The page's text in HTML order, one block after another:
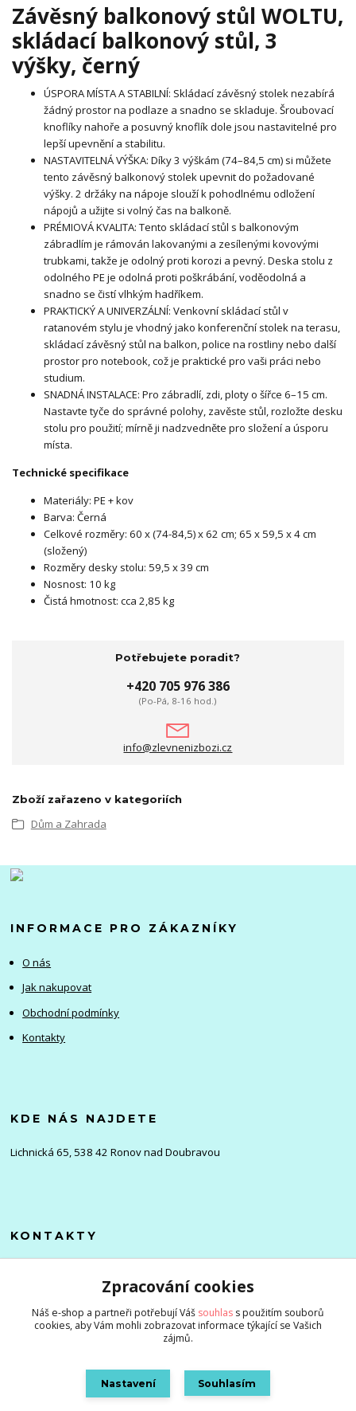
Závěsný balkonový stůl WOLTU,
skládací balkonový stůl, 3
výšky, černý
ÚSPORA MÍSTA A STABILNÍ: Skládací závěsný stolek nezabírá
žádný prostor na podlaze a snadno se skladuje. Šroubovací
knoflíky nahoře a posuvný knoflík dole jsou nastavitelné pro
lepší upevnění a stabilitu.
NASTAVITELNÁ VÝŠKA: Díky 3 výškám (74–84,5 cm) si můžete
tento závěsný balkonový stolek upevnit do požadované
výšky. 2 držáky na nápoje slouží k pohodlnému odložení
nápojů a užijte si volný čas na balkoně.
PRÉMIOVÁ KVALITA: Tento skládací stůl s balkonovým
zábradlím je rámován lakovanými a zesílenými kovovými
trubkami, takže je odolný proti korozi a pevný. Deska stolu z
odolného PE je odolná proti poškrábání, voděodolná a
snadno se čistí vlhkým hadříkem.
PRAKTICKÝ A UNIVERZÁLNÍ: Venkovní skládací stůl v
ratanovém stylu je vhodný jako konferenční stolek na terasu,
skládací závěsný stůl na balkon, police na rostliny nebo další
prostor pro notebook, což je praktické pro vaši práci nebo
studium.
SNADNÁ INSTALACE: Pro zábradlí, zdi, ploty o šířce 6–15 cm.
Nastavte tyče do správné polohy, zavěste stůl, rozložte desku
stolu pro použití; mírně ji nadzvedněte pro složení a úsporu
místa.
Technické specifikace
Materiály: PE + kov
Barva: Černá
Celkové rozměry: 60 x (74-84,5) x 62 cm; 65 x 59,5 x 4 cm
(složený)
Rozměry desky stolu: 59,5 x 39 cm
Nosnost: 10 kg
Čistá hmotnost: cca 2,85 kg
Potřebujete poradit?
+420 705 976 386
(Po-Pá, 8-16 hod.)
info@zlevnenizbozi.cz
Zboží zařazeno v kategoriích
Dům a Zahrada
INFORMACE PRO ZÁKAZNÍKY
O nás
Jak nakupovat
Obchodní podmínky
Kontakty
KDE NÁS NAJDETE
Lichnická 65, 538 42 Ronov nad Doubravou
KONTAKTY
+420 705 976 386
info@zlevnenizbozi.cz
Zpracování cookies
Náš e-shop a partneři potřebují Váš souhlas s použitím souborů
cookies, aby Vám mohli zobrazovat informace týkající se Vašich
zájmů.
Nastavení Souhlasím